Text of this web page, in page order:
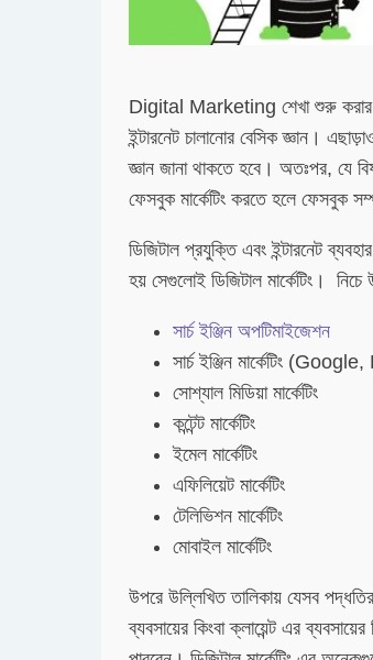
Digital Marketing শেখা শুরু করার
ইন্টারনেট চালানোর বেসিক জ্ঞান।
জ্ঞান জানা থাকতে হবে। অতঃপর, যে
ফেসবুক মার্কেটিং করতে হলে ফেসবুক
ডিজিটাল প্রযুক্তি এবং ইন্টারনেট
হয় সেগুলোই ডিজিটাল মার্কেটিং।
সার্চ ইঞ্জিন অপটিমাইজেশন
সার্চ ইঞ্জিন মার্কেটিং
সোশ্যাল মিডিয়া মার্কেটিং
কন্টেন্ট মার্কেটিং
ইমেল মার্কেটিং
এফিলিয়েট মার্কেটিং
টেলিভিশন মার্কেটিং
মোবাইল মার্কেটিং
উপরে উল্লিখিত তালিকায় যেসব
ব্যবসায়ের কিংবা ক্লায়েন্ট এর